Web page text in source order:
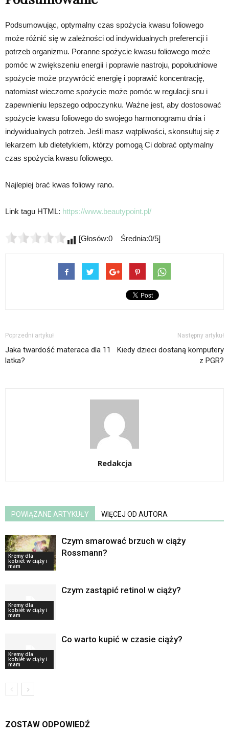
Podsumowując, optymalny czas spożycia kwasu foliowego
może różnić się w zależności od indywidualnych preferencji i
potrzeb organizmu. Poranne spożycie kwasu foliowego może
pomóc w zwiększeniu energii i poprawie nastroju, popołudniowe
spożycie może przywrócić energię i poprawić koncentrację,
natomiast wieczorne spożycie może pomóc w regulacji snu i
zapewnieniu lepszego odpoczynku. Ważne jest, aby dostosować
spożycie kwasu foliowego do swojego harmonogramu dnia i
indywidualnych potrzeb. Jeśli masz wątpliwości, skonsultuj się z
lekarzem lub dietetykiem, którzy pomogą Ci dobrać optymalny
czas spożycia kwasu foliowego.
Najlepiej brać kwas foliowy rano.
Link tagu HTML: https://www.beautypoint.pl/
[Głosów:0 Średnia:0/5]
Poprzedni artykuł
Jaka twardość materaca dla 11
latka?
Następny artykuł
Kiedy dzieci dostaną komputery
z PGR?
Redakcja
POWIĄZANE ARTYKUŁY WIĘCEJ OD AUTORA
Kremy dla
kobiet w ciąży i
mam
Czym smarować brzuch w ciąży
Rossmann?
Kremy dla
kobiet w ciąży i
mam
Czym zastąpić retinol w ciąży?
Kremy dla
kobiet w ciąży i
mam
Co warto kupić w czasie ciąży?
ZOSTAW ODPOWIEDŹ